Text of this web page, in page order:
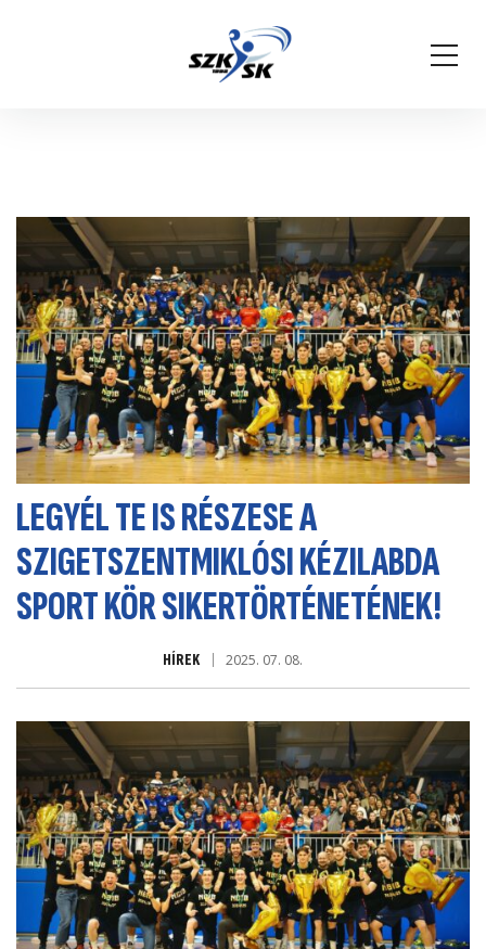
LEGYÉL TE IS RÉSZESE A
SZIGETSZENTMIKLÓSI KÉZILABDA
SPORT KÖR SIKERTÖRTÉNETÉNEK!
HÍREK 2025. 07. 08.